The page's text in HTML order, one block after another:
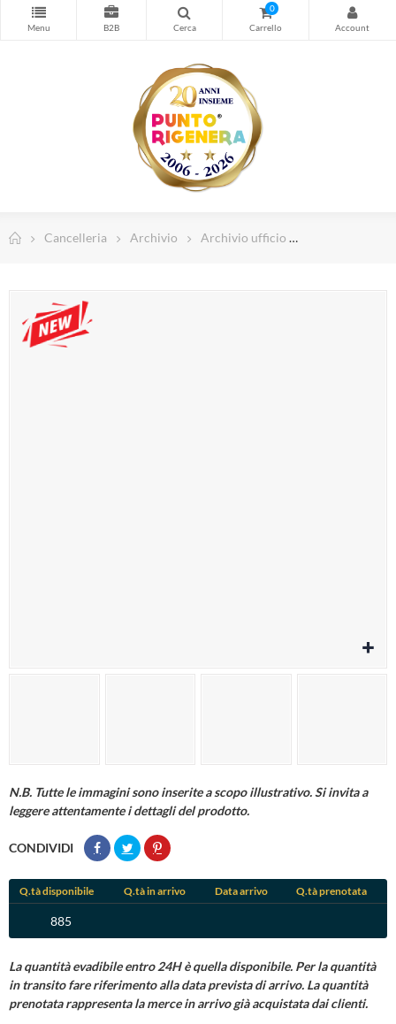
Stampa
Forniture Magazzino e Sicurezza
Computer e Informatica
Illuminazione Led
Arredamento Casa e Ufficio
0
Cancelleria Archivio Archivio ufficio
N.B. Tutte le immagini sono inserite a scopo illustrativo. Si invita a
leggere attentamente i dettagli del prodotto.
CONDIVIDI
Q.tà disponibile Q.tà in arrivo Data arrivo Q.tà prenotata
885
La quantità evadibile entro 24H è quella disponibile. Per la quantità
in transito fare riferimento alla data prevista di arrivo. La quantità
prenotata rappresenta la merce in arrivo già acquistata dai clienti.